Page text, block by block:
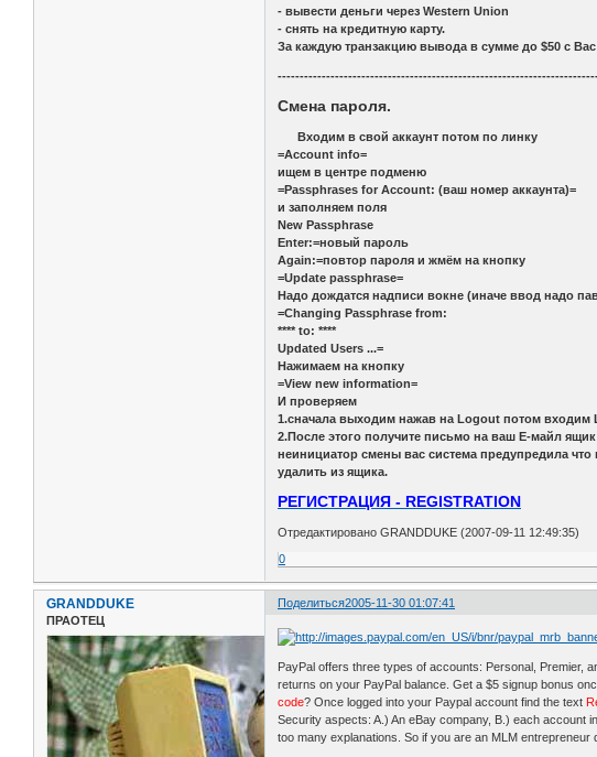
- вывести деньги через Western Union
- снять на кредитную карту.
За каждую транзакцию вывода в сумме до $50 с
Смена пароля.
Входим в свой аккаунт потом по линку
=Account info=
ищем в центре подменю
=Passphrases for Account: (ваш номер аккаунта)=
и заполняем поля
New Passphrase
Enter:=новый пароль
Again:=повтор пароля и жмём на кнопку
=Update passphrase=
Надо дождатся надписи вокне (иначе ввод надо
=Changing Passphrase from:
**** to: ****
Updated Users ...=
Нажимаем на кнопку
=View new information=
И проверяем
1.сначала выходим нажав на Logout потом
2.После этого получите письмо на ваш Е-майл
неинициатор смены вас система предупредила
удалить из ящика.
РЕГИСТРАЦИЯ - REGISTRATION
Отредактировано GRANDDUKE (2007-09-11 12:49:35)
0
Поделиться2005-11-30 01:07:41
GRANDDUKE
ПРАОТЕЦ
PayPal offers three types of accounts: Personal, Premier,
returns on your PayPal balance. Get a $5 signup bonus
code? Once logged into your Paypal account find the text
Security aspects: A.) An eBay company, B.) each account
too many explanations. So if you are an MLM